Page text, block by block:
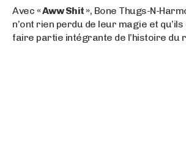
Avec « Aww Shit », Bone Thugs-N-
n’ont rien perdu de leur magie et
faire partie intégrante de l’histoire du